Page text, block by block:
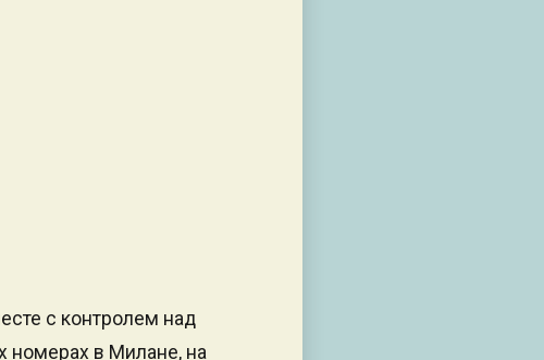
с контролем над
номерах в Милане, на